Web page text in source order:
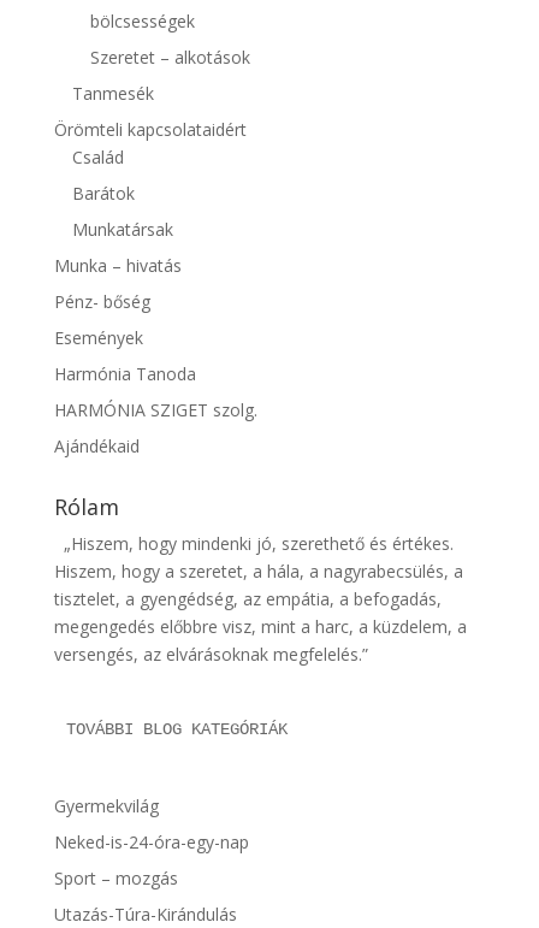
bölcsességek
Szeretet – alkotások
Tanmesék
Örömteli kapcsolataidért
Család
Barátok
Munkatársak
Munka – hivatás
Pénz- bőség
Események
Harmónia Tanoda
HARMÓNIA SZIGET szolg.
Ajándékaid
Rólam
„Hiszem, hogy mindenki jó, szerethető és értékes.
Hiszem, hogy a szeretet, a hála, a nagyrabecsülés, a
tisztelet, a gyengédség, az empátia, a befogadás,
megengedés előbbre visz, mint a harc, a küzdelem, a
versengés, az elvárásoknak megfelelés.”
TOVÁBBI BLOG KATEGÓRIÁK
Gyermekvilág
Neked-is-24-óra-egy-nap
Sport – mozgás
Utazás-Túra-Kirándulás